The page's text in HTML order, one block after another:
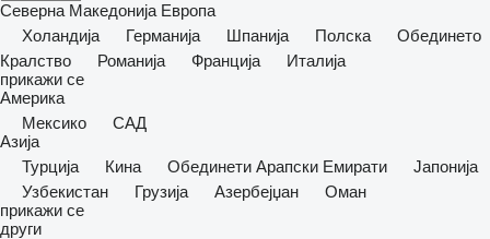
Северна Македонија Европа
Холандија
Германија Шпанија Полска
Обединето
Кралство
Романија Франција
Италија
прикажи се
Америка
Мексико
САД
Азија
Турција
Кина Обединети Арапски Емирати
Јапонија
Узбекистан
Грузија Азербејџан
Оман
прикажи се
други